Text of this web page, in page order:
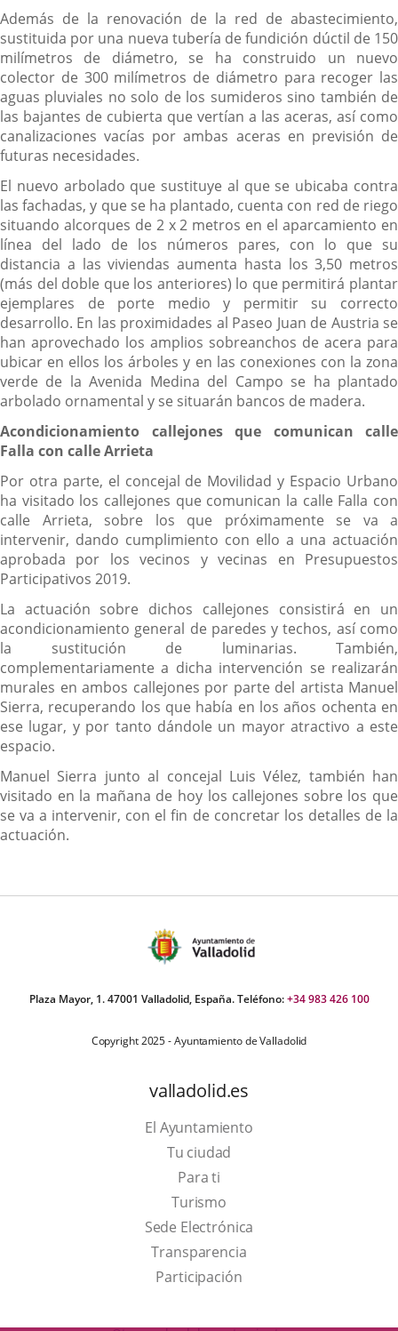
Además de la renovación de la red de abastecimiento,
sustituida por una nueva tubería de fundición dúctil de 150
milímetros de diámetro, se ha construido un nuevo
colector de 300 milímetros de diámetro para recoger las
aguas pluviales no solo de los sumideros sino también de
las bajantes de cubierta que vertían a las aceras, así como
canalizaciones vacías por ambas aceras en previsión de
futuras necesidades.
El nuevo arbolado que sustituye al que se ubicaba contra
las fachadas, y que se ha plantado, cuenta con red de riego
situando alcorques de 2 x 2 metros en el aparcamiento en
línea del lado de los números pares, con lo que su
distancia a las viviendas aumenta hasta los 3,50 metros
(más del doble que los anteriores) lo que permitirá plantar
ejemplares de porte medio y permitir su correcto
desarrollo. En las proximidades al Paseo Juan de Austria se
han aprovechado los amplios sobreanchos de acera para
ubicar en ellos los árboles y en las conexiones con la zona
verde de la Avenida Medina del Campo se ha plantado
arbolado ornamental y se situarán bancos de madera.
Acondicionamiento callejones que comunican calle
Falla con calle Arrieta
Por otra parte, el concejal de Movilidad y Espacio Urbano
ha visitado los callejones que comunican la calle Falla con
calle Arrieta, sobre los que próximamente se va a
intervenir, dando cumplimiento con ello a una actuación
aprobada por los vecinos y vecinas en Presupuestos
Participativos 2019.
La actuación sobre dichos callejones consistirá en un
acondicionamiento general de paredes y techos, así como
la sustitución de luminarias. También,
complementariamente a dicha intervención se realizarán
murales en ambos callejones por parte del artista Manuel
Sierra, recuperando los que había en los años ochenta en
ese lugar, y por tanto dándole un mayor atractivo a este
espacio.
Manuel Sierra junto al concejal Luis Vélez, también han
visitado en la mañana de hoy los callejones sobre los que
se va a intervenir, con el fin de concretar los detalles de la
actuación.
Plaza Mayor, 1. 47001 Valladolid, España. Teléfono:+34 983 426 100
Copyright 2025 - Ayuntamiento de Valladolid
valladolid.es
El Ayuntamiento
Tu ciudad
Para ti
TurismoThis
link
will
open
a
Sede Electrónica
Transparencia
Participación